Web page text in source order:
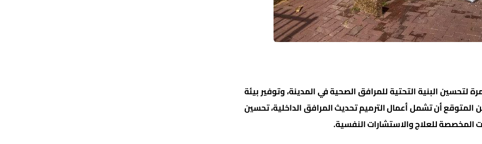
لتحسين البنية التحتية للمرافق الصحية في المدينة، وتوفير بيئة
أن تشمل أعمال الترميم تحديث المرافق الداخلية، تحسين
المخصصة للعلاج والاستشارات النفسية.